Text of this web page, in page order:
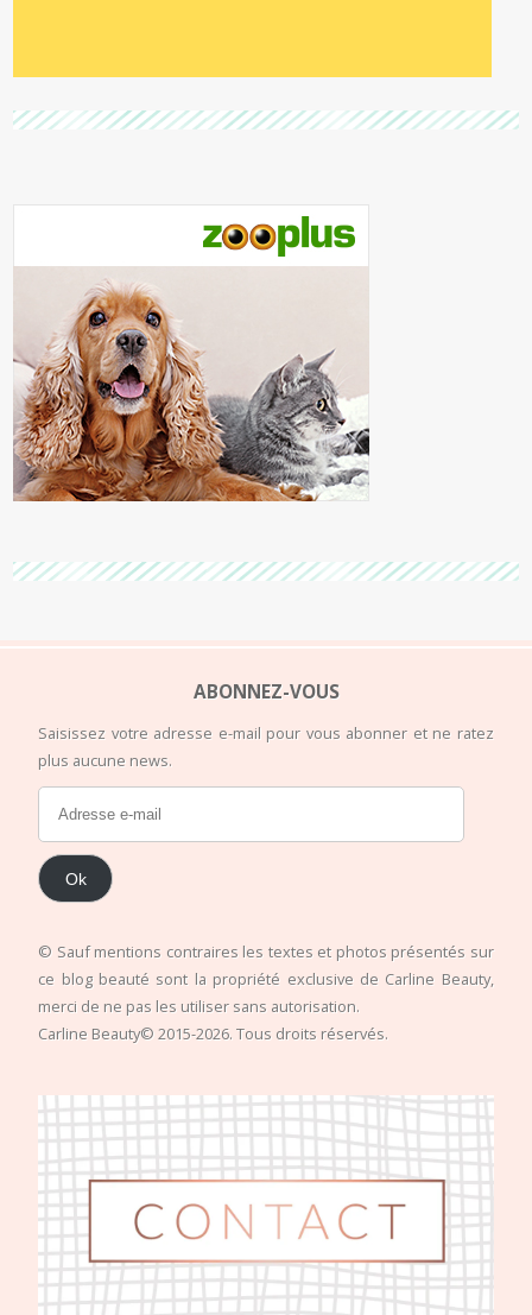
ABONNEZ-VOUS
Saisissez votre adresse e-mail pour vous abonner et ne ratez
plus aucune news.
Ok
© Sauf mentions contraires les textes et photos présentés sur
ce blog beauté sont la propriété exclusive de Carline Beauty,
merci de ne pas les utiliser sans autorisation.
Carline Beauty© 2015-2026. Tous droits réservés.